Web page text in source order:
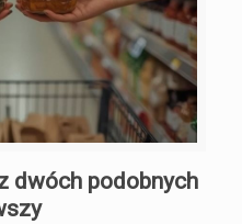
dwóch podobnych